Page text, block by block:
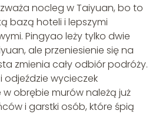
nocleg w Taiyuan, bo to
bazą hoteli i lepszymi
Pingyao leży tylko dwie
ale przeniesienie się na
zmienia cały odbiór podróży.
odjeździe wycieczek
obrębie murów należą już
i garstki osób, które śpią